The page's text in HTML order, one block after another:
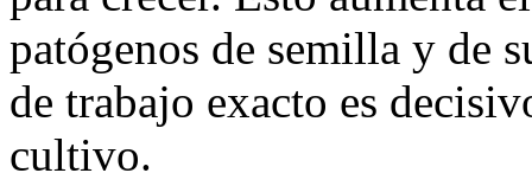
patógenos de semilla y de
de trabajo exacto es
cultivo.